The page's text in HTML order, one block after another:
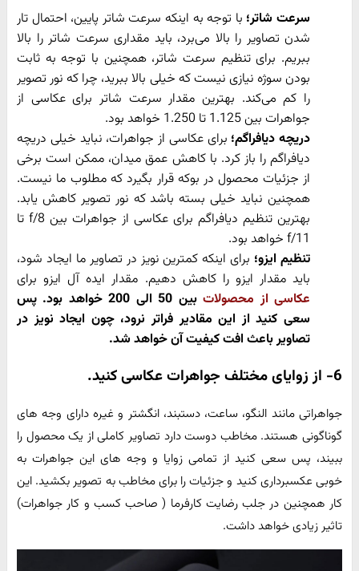
سرعت شاتر؛ با توجه به اینکه سرعت شاتر پایین، احتمال تار
شدن تصاویر را بالا می‌برد، باید مقداری سرعت شاتر را بالا
ببریم. برای تنظیم سرعت شاتر، همچنین با توجه به ثابت
بودن سوژه نیازی نیست که خیلی بالا ببرید، چرا که نور تصویر
را کم می‌کند. بهترین مقدار سرعت شاتر برای عکاسی از
جواهرات بین 1.125 تا 1.250 خواهد بود.
دریچه دیافراگم؛ برای عکاسی از جواهرات، نباید خیلی دریچه
دیافراگم را باز کرد. با کاهش عمق میدان، ممکن است برخی
از جزئیات محصول در بوکه قرار بگیرد که مطلوب ما نیست.
همچنین نباید خیلی بسته باشد که نور تصویر کاهش یابد.
بهترین تنظیم دیافراگم برای عکاسی از جواهرات بین f/8 تا
f/11 خواهد بود.
تنظیم ایزو؛ برای اینکه کمترین نویز در تصاویر ما ایجاد شود،
باید مقدار ایزو را کاهش دهیم. مقدار ایده آل ایزو برای
عکاسی از محصولات
بین 50 الی 200 خواهد بود. پس
سعی کنید از این مقادیر فراتر نرود، چون ایجاد نویز در
تصاویر باعث افت کیفیت آن خواهد شد.
6- از زوایای مختلف جواهرات عکاسی کنید.
جواهراتی مانند النگو، ساعت، دستبند، انگشتر و غیره دارای وجه های
گوناگونی هستند. مخاطب دوست دارد تصاویر کاملی از یک محصول را
ببیند، پس سعی کنید از تمامی زوایا و وجه های این جواهرات به
خوبی عکسبرداری کنید و جزئیات را برای مخاطب به تصویر بکشید. این
کار همچنین در جلب رضایت کارفرما ( صاحب کسب و کار جواهرات)
تاثیر زیادی خواهد داشت.